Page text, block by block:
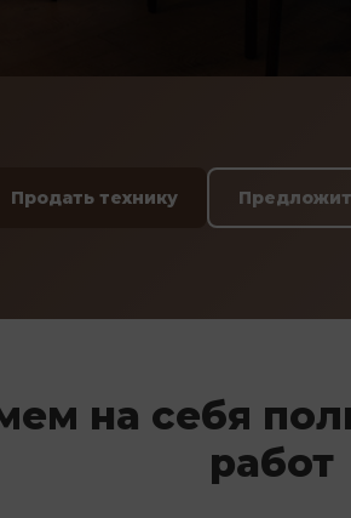
Продать технику
на себя
работ